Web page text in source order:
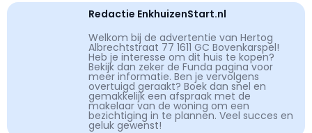
Redactie EnkhuizenStart.nl
Welkom bij de advertentie van Hertog
Albrechtstraat 77 1611 GC Bovenkarspel!
Heb je interesse om dit huis te kopen?
Bekijk dan zeker de Funda pagina voor
meer informatie. Ben je vervolgens
overtuigd geraakt? Boek dan snel en
gemakkelijk een afspraak met de
makelaar van de woning om een
bezichtiging in te plannen. Veel succes en
geluk gewenst!